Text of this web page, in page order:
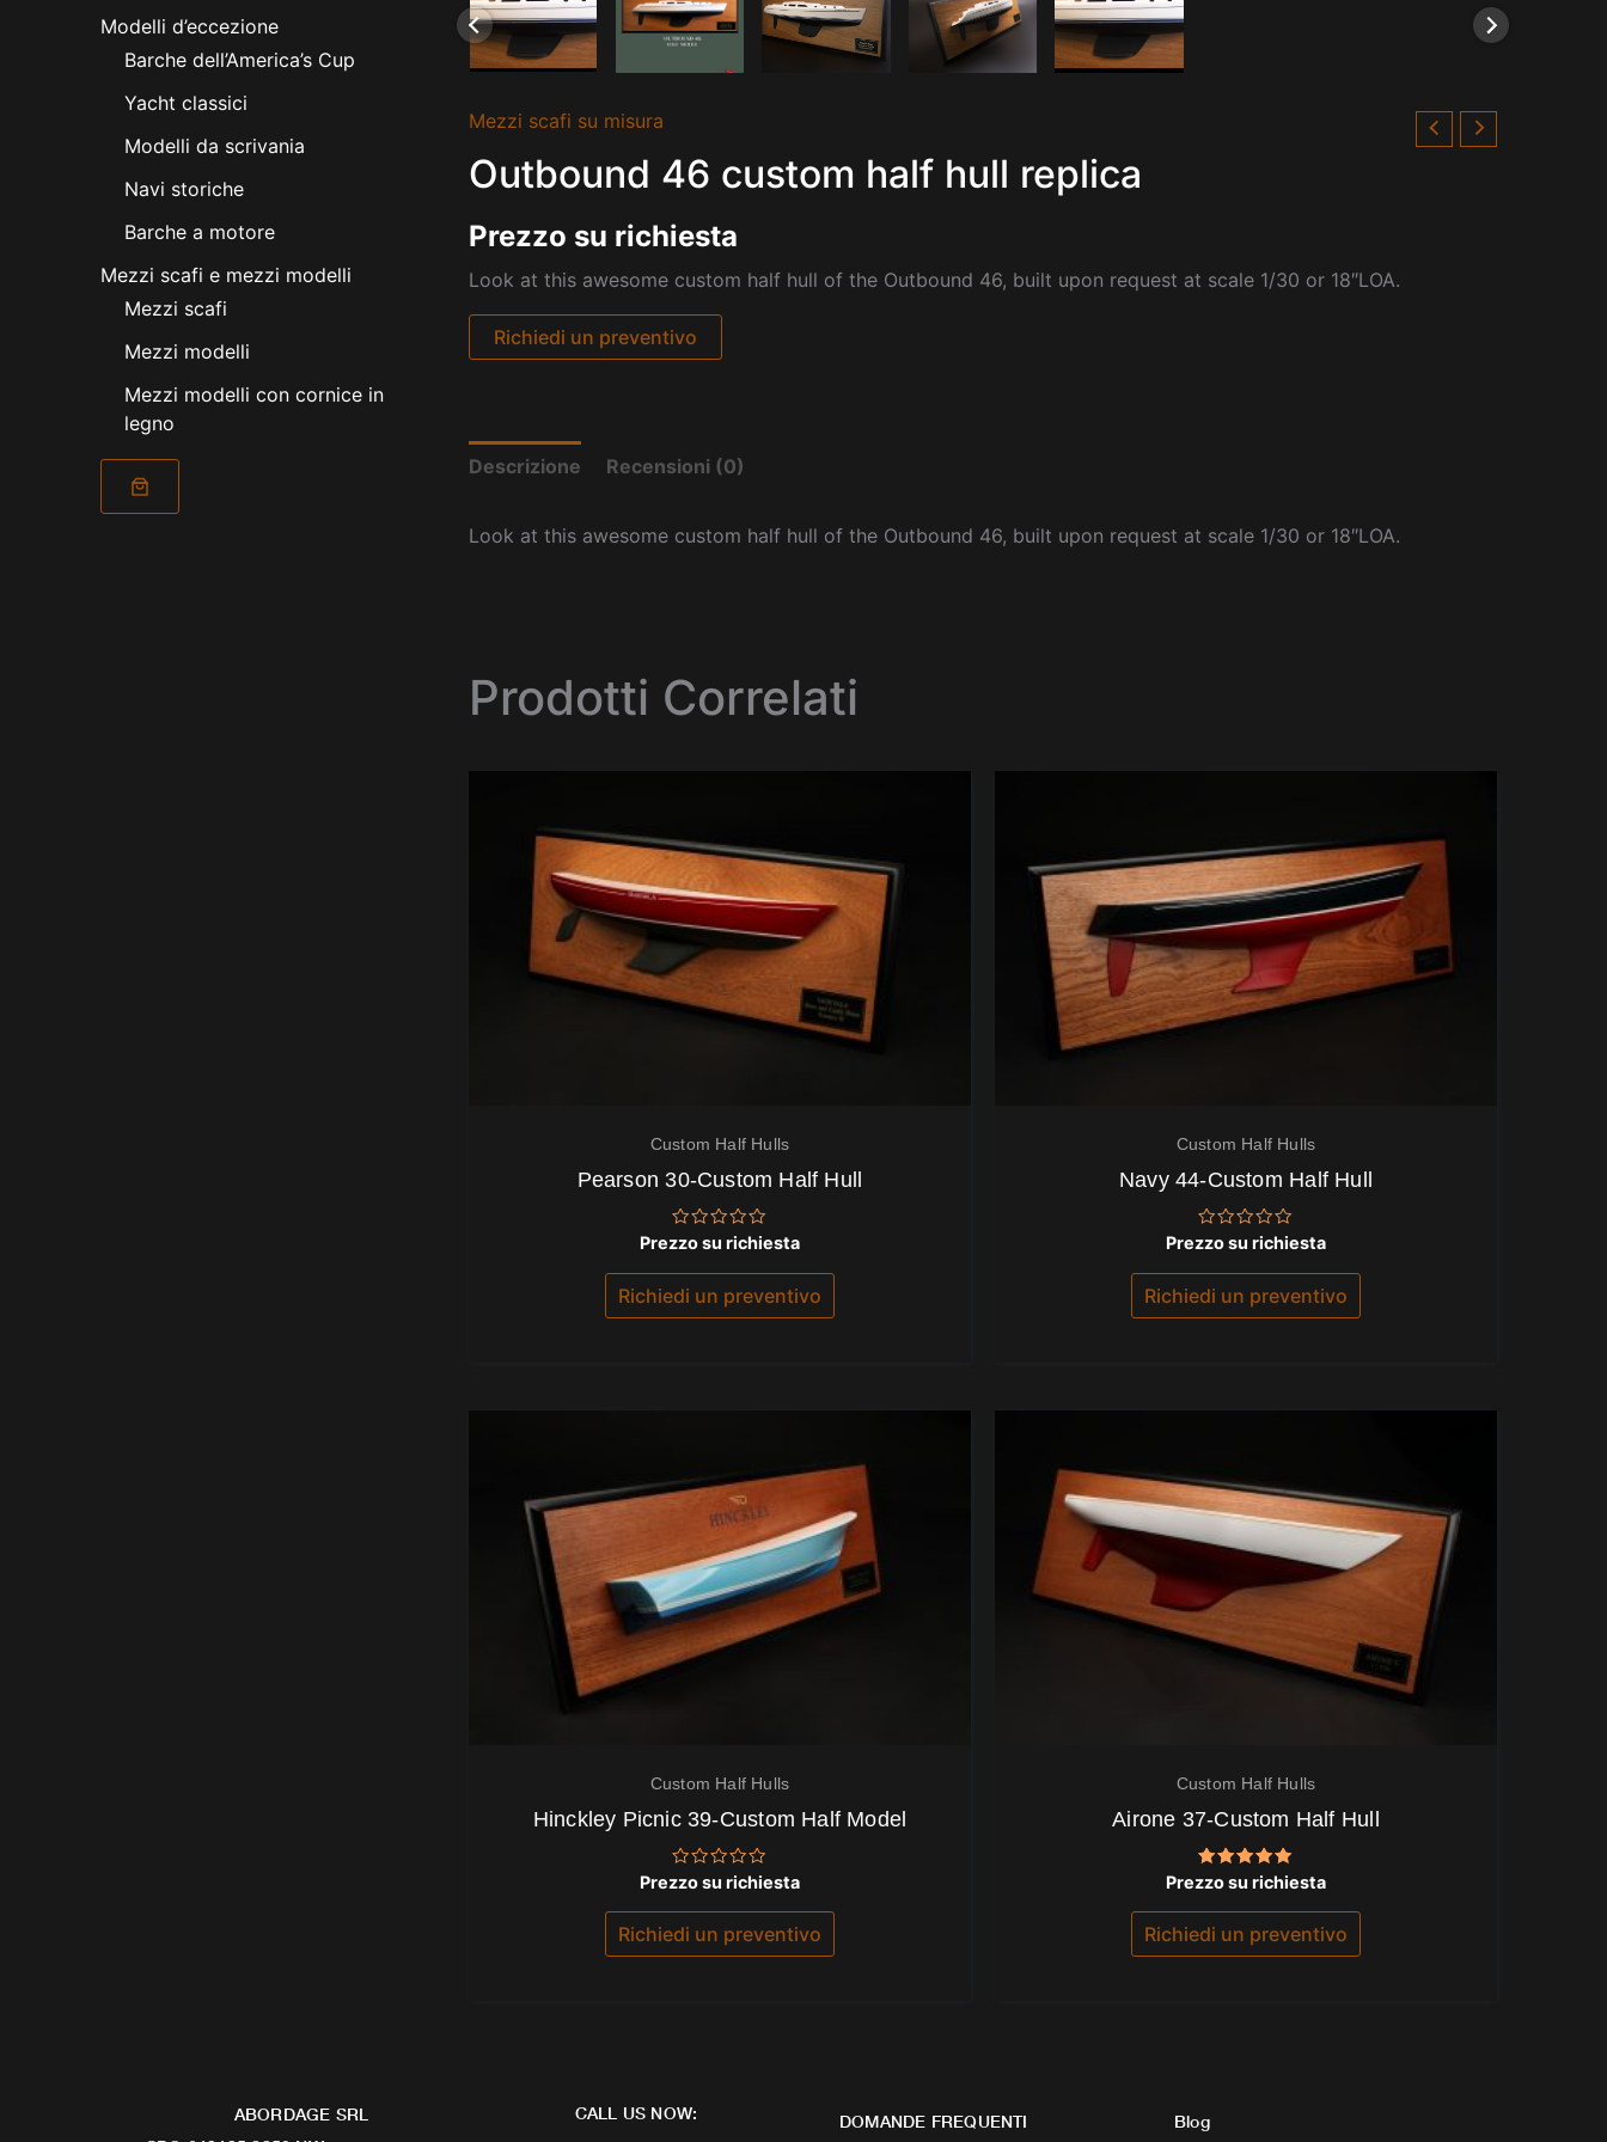
Modelli d’eccezione
Barche dell’America’s Cup
Yacht classici
Modelli da scrivania
Navi storiche
Barche a motore
Mezzi scafi e mezzi modelli
Mezzi scafi
Mezzi modelli
Mezzi modelli con cornice in
legno
Mezzi scafi su misura
Outbound 46 custom half hull replica
Prezzo su richiesta
Look at this awesome custom half hull of the Outbound 46, built upon request at scale 1/30 or 18″LOA.
Richiedi un preventivo
Descrizione Recensioni (0)
Look at this awesome custom half hull of the Outbound 46, built upon request at scale 1/30 or 18″LOA.
Prodotti Correlati
Custom Half Hulls
Pearson 30-Custom Half Hull
Valutato
su
5
Prezzo su richiesta
Richiedi un preventivo
Custom Half Hulls
Navy 44-Custom Half Hull
Valutato
su
5
Prezzo su richiesta
Richiedi un preventivo
Custom Half Hulls
Hinckley Picnic 39-Custom Half Model
Valutato
su
5
Prezzo su richiesta
Richiedi un preventivo
Custom Half Hulls
Airone 37-Custom Half Hull
Valutato
su 5
Prezzo su richiesta
Richiedi un preventivo
ABORDAGE SRL
CALL US NOW:
DOMANDE FREQUENTI
Blog